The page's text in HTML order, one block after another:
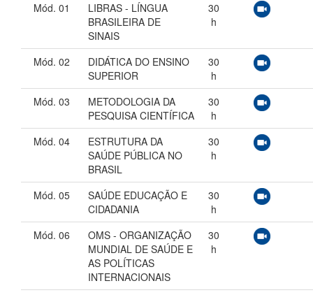
Mód. 01
LIBRAS - LÍNGUA
BRASILEIRA DE
SINAIS
30
h
Mód. 02
DIDÁTICA DO ENSINO
SUPERIOR
30
h
Mód. 03
METODOLOGIA DA
PESQUISA CIENTÍFICA
30
h
Mód. 04
ESTRUTURA DA
SAÚDE PÚBLICA NO
BRASIL
30
h
Mód. 05
SAÚDE EDUCAÇÃO E
CIDADANIA
30
h
Mód. 06
OMS - ORGANIZAÇÃO
MUNDIAL DE SAÚDE E
AS POLÍTICAS
INTERNACIONAIS
30
h